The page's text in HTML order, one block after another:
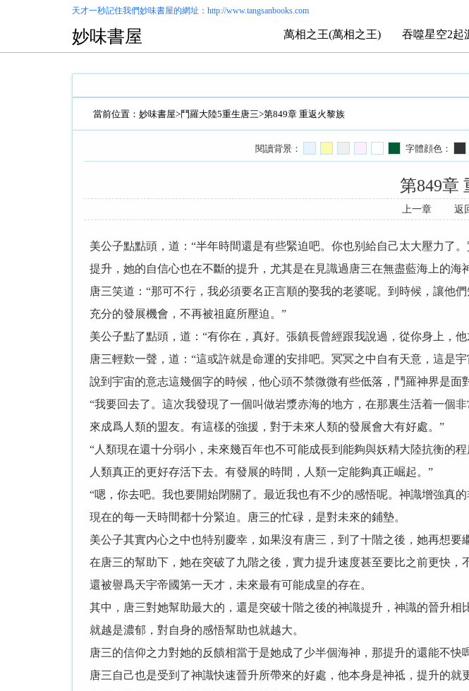
天才一秒記住我們妙味書屋的網址：http://www.tangsanbooks.com
妙味書屋 萬相之王(萬相之王) 吞噬星空2起
當前位置： 妙味書屋>鬥羅大陸5重生唐三>第849章 重返火黎族
閱讀背景： 字體顔色：
第849章
上一章 返
美公子點點頭，道：“半年時間還是有些緊迫吧。你也别給自己太大壓力了
提升，她的自信心也在不斷的提升，尤其是在見識過唐三在無盡藍海上的海
唐三笑道：“那可不行，我必須要名正言順的娶我的老婆呢。到時候，讓他
充分的發展機會，不再被祖庭所壓迫。”
美公子點了點頭，道：“有你在，真好。張鎮長曾經跟我說過，從你身上，
唐三輕歎一聲，道：“這或許就是命運的安排吧。冥冥之中自有天意，這是
說到宇宙的意志這幾個字的時候，他心頭不禁微微有些低落，鬥羅神界是
“我要回去了。這次我發現了一個叫做岩漿赤海的地方，在那裏生活着一個
來成爲人類的盟友。有這樣的強援，對于未來人類的發展會大有好處。”
“人類現在還十分弱小，未來幾百年也不可能成長到能夠與妖精大陸抗衡的
人類真正的更好存活下去。有發展的時間，人類一定能夠真正崛起。”
“嗯，你去吧。我也要開始閉關了。最近我也有不少的感悟呢。神識增強真
現在的每一天時間都十分緊迫。唐三的忙碌，是對未來的鋪墊。
美公子其實内心之中也特别慶幸，如果沒有唐三，到了十階之後，她再想
在唐三的幫助下，她在突破了九階之後，實力提升速度甚至要比之前更快
還被譽爲天宇帝國第一天才，未來最有可能成皇的存在。
其中，唐三對她幫助最大的，還是突破十階之後的神識提升，神識的晉升
就越是濃郁，對自身的感悟幫助也就越大。
唐三的信仰之力對她的反饋相當于是她成了少半個海神，那提升的還能不快
唐三自己也是受到了神識快速晉升所帶來的好處，他本身是神祗，提升的就